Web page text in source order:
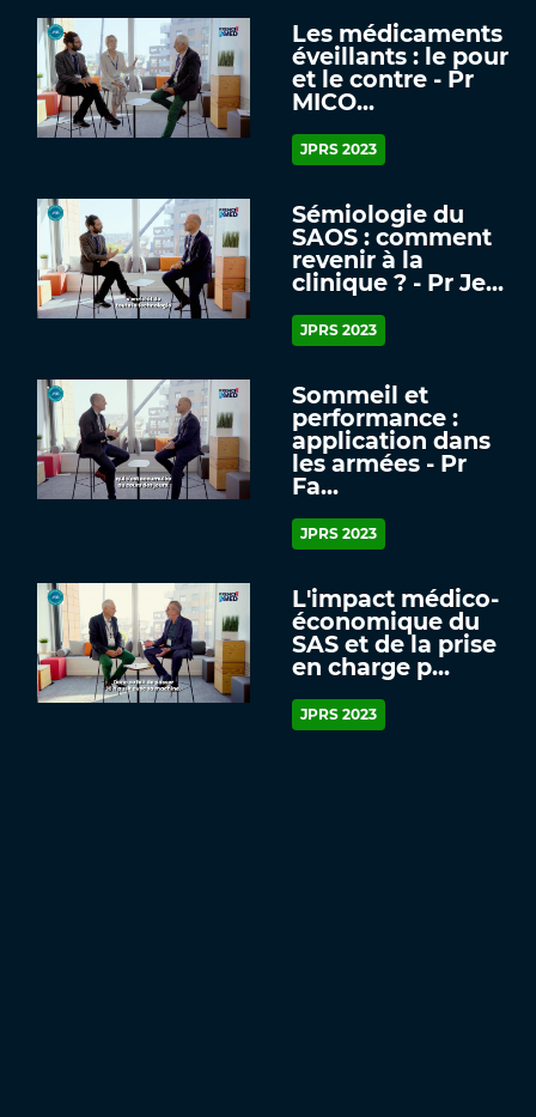
Les médicaments
éveillants : le pour
et le contre - Pr
MICO...
JPRS 2023
Sémiologie du
SAOS : comment
revenir à la
clinique ? - Pr Je...
JPRS 2023
Sommeil et
performance :
application dans
les armées - Pr
Fa...
JPRS 2023
L'impact médico-
économique du
SAS et de la prise
en charge p...
JPRS 2023